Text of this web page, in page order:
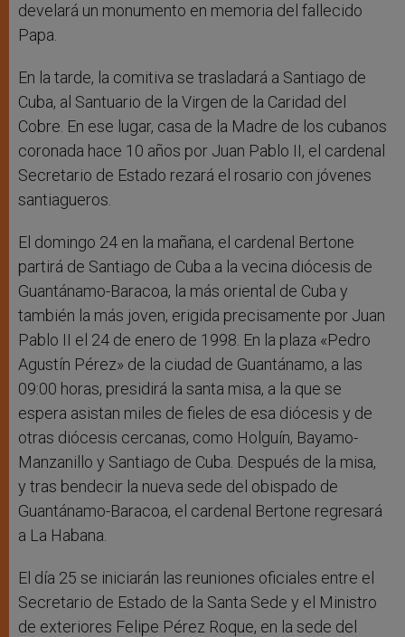
develará un monumento en memoria del fallecido
Papa.
En la tarde, la comitiva se trasladará a Santiago de
Cuba, al Santuario de la Virgen de la Caridad del
Cobre. En ese lugar, casa de la Madre de los cubanos
coronada hace 10 años por Juan Pablo II, el cardenal
Secretario de Estado rezará el rosario con jóvenes
santiagueros.
El domingo 24 en la mañana, el cardenal Bertone
partirá de Santiago de Cuba a la vecina diócesis de
Guantánamo-Baracoa, la más oriental de Cuba y
también la más joven, erigida precisamente por Juan
Pablo II el 24 de enero de 1998. En la plaza «Pedro
Agustín Pérez» de la ciudad de Guantánamo, a las
09:00 horas, presidirá la santa misa, a la que se
espera asistan miles de fieles de esa diócesis y de
otras diócesis cercanas, como Holguín, Bayamo-
Manzanillo y Santiago de Cuba. Después de la misa,
y tras bendecir la nueva sede del obispado de
Guantánamo-Baracoa, el cardenal Bertone regresará
a La Habana.
El día 25 se iniciarán las reuniones oficiales entre el
Secretario de Estado de la Santa Sede y el Ministro
de exteriores Felipe Pérez Roque, en la sede del